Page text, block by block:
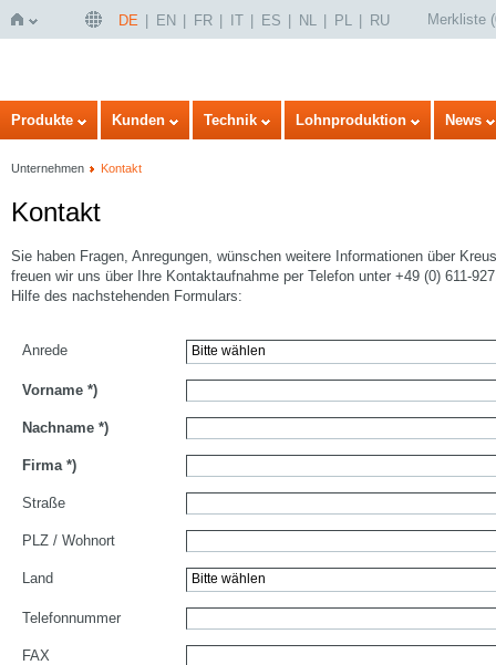
Startseite
DE EN FR IT ES NL PL RU Merkliste (
Produkte Kunden Technik Lohnproduktion News
Unternehmen Kontakt
Kontakt
Sie haben Fragen, Anregungen, wünschen weitere Informationen über
freuen wir uns über Ihre Kontaktaufnahme per Telefon unter +49 (0) 611-
Hilfe des nachstehenden Formulars:
Anrede
Vorname *)
Nachname *)
Firma*)
Straße
PLZ / Wohnort
Land
Telefonnummer
FAX